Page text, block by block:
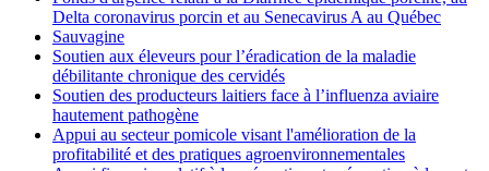
Delta coronavirus porcin et au Senecavirus A au Québec
Sauvagine
Soutien aux éleveurs pour l’éradication de la maladie
débilitante chronique des cervidés
Soutien des producteurs laitiers face à l’influenza aviaire
hautement pathogène
Appui au secteur pomicole visant l'amélioration de la
profitabilité et des pratiques agroenvironnementales